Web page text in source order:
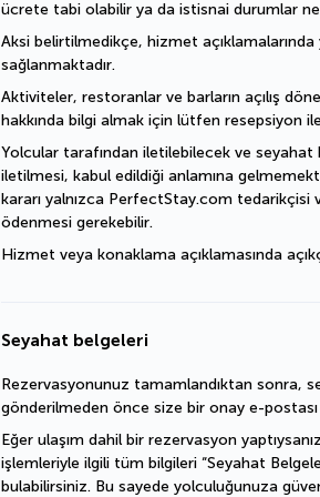
ücrete tabi olabilir ya da istisnai durumlar
Aksi belirtilmedikçe, hizmet
sağlanmaktadır.
Aktiviteler, restoranlar ve barların açılış
hakkında bilgi almak için lütfen resepsiyon
Yolcular tarafından iletilebilecek ve
iletilmesi, kabul edildiği anlamına
kararı yalnızca PerfectStay.com tedarikçisi
ödenmesi gerekebilir.
Hizmet veya konaklama açıklamasında
Seyahat belgeleri
Rezervasyonunuz tamamlandıktan sonra,
gönderilmeden önce size bir onay e-
Eğer ulaşım dahil bir rezervasyon
işlemleriyle ilgili tüm bilgileri “Seyahat
bulabilirsiniz. Bu sayede yolculuğunuza